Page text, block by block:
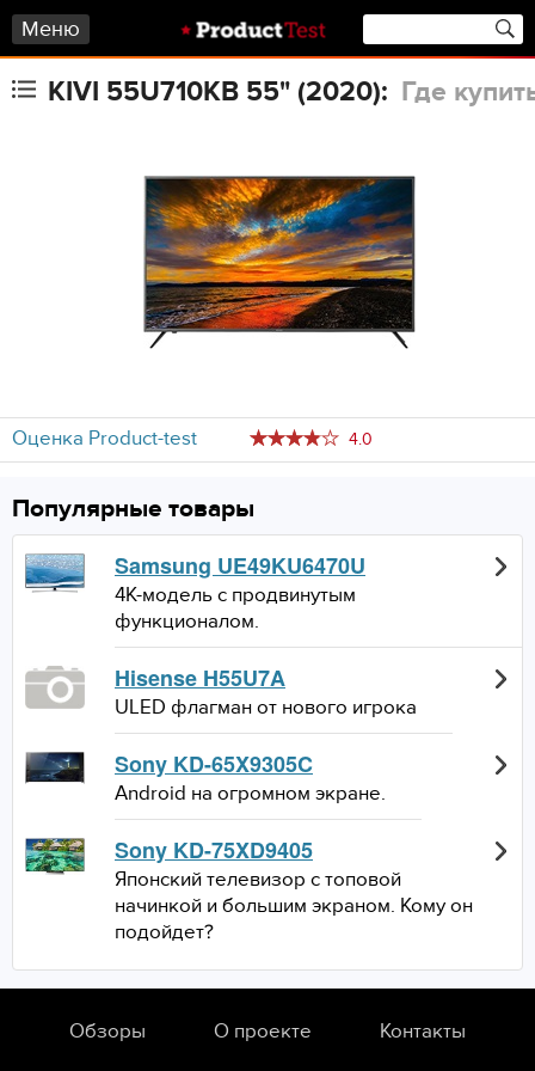
Меню
KIVI 55U710KB 55" (2020): Где
Оценка Product-test 4.0
Популярные товары
Samsung UE49KU6470U
4K-модель с продвинутым
функционалом.
Hisense H55U7A
ULED флагман от нового игрока
Sony KD-65X9305C
Android на огромном экране.
Sony KD-75XD9405
Японский телевизор с топовой
начинкой и большим экраном. Кому он
подойдет?
Обзоры О проекте Контакты